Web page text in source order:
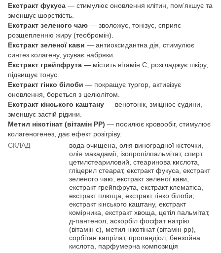
Екстракт фукуса — стимулює оновлення клітин, пом’якшує та
зменшує шорсткість.
Екстракт зеленого чаю — зволожує, тонізує, сприяє
розщепленню жиру (теобромін).
Екстракт зеленої кави — антиоксидантна дія, стимулює
синтез колагену, усуває набряки.
Екстракт грейпфрута — містить вітамін С, розгладжує шкіру,
підвищує тонус.
Екстракт гінко білоби — покращує тургор, активізує
оновлення, бореться з целюлітом.
Екстракт кінського каштану — венотонік, зміцнює судини,
зменшує застій рідини.
Метил нікотінат (вітамін РР) — посилює кровообіг, стимулює
колагеногенез, дає ефект розігріву.
СКЛАД
вода очищена, олія виноградної кісточки,
олія макадамії, ізопропілпальмітат, спирт
цетилстеариловий, стеаринова кислота,
гліцерил стеарат, екстракт фукуса, екстракт
зеленого чаю, екстракт зеленої кави,
екстракт грейпфрута, екстракт клематіса,
екстракт плюща, екстракт гінко білоби,
екстракт кінського каштану, екстракт
комірника, екстракт хвоща, цетіл пальмітат,
д-пантенол, аскорбіл фосфат натрію
(вітамін с), метил нікотінат (вітамін рр),
сорбітан капрілат, пропандіол, бензойна
кислота, парфумерна композиція